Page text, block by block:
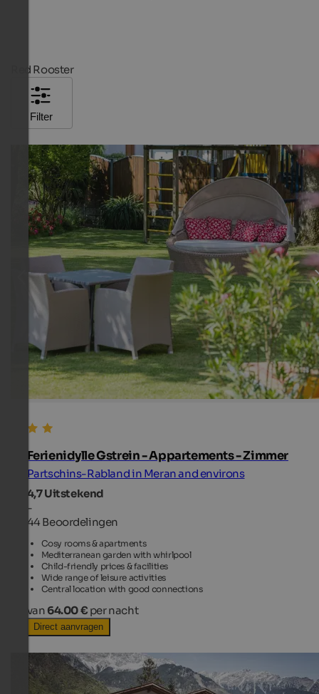
Red Rooster
Filter
Ferienidylle Gstrein - Appartements - Zimmer
Partschins-Rabland in Meran and environs
4,7Uitstekend
-
44 Beoordelingen
Cosy rooms & apartments
Mediterranean garden with whirlpool
Child-friendly prices & facilities
Wide range of leisure activities
Central location with good connections
van 64.00 € per nacht
Direct aanvragen